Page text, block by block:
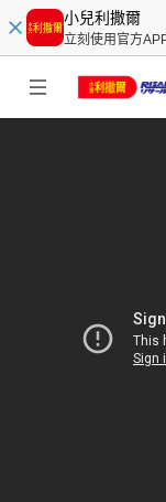
小兒利撒爾
立刻使用官方